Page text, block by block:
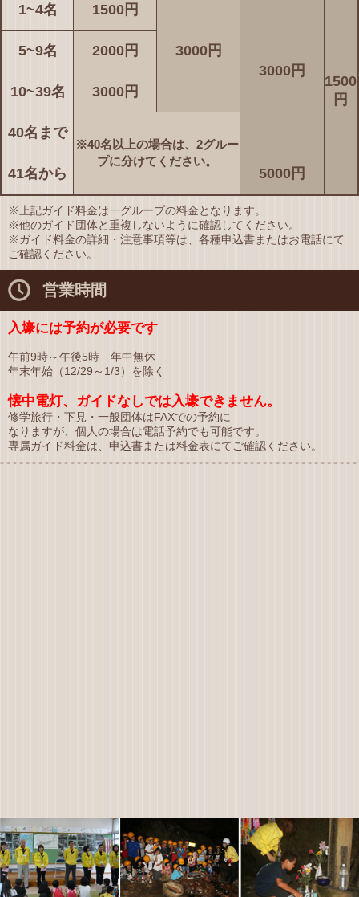
1~4名 1500円
3000円
3000円
1500
円
5~9名 2000円
10~39名 3000円
40名まで
※40名以上の場合は、2グルー
プに分けてください。
41名から 5000円
※上記ガイド料金は一グループの料金となります。
※他のガイド団体と重複しないように確認してください。
※ガイド料金の詳細・注意事項等は、各種申込書またはお電話にて
ご確認ください。
営業時間
入壕には予約が必要です
午前9時～午後5時 年中無休
年末年始（12/29～1/3）を除く
懐中電灯、ガイドなしでは入壕できません。
修学旅行・下見・一般団体はFAXでの予約に
なりますが、個人の場合は電話予約でも可能です。
専属ガイド料金は、申込書または料金表にてご確認ください。